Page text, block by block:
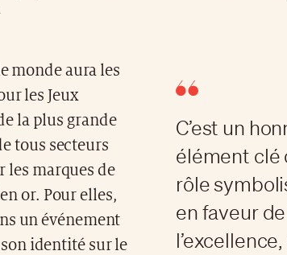
C’est un
élément clé
rôle
en faveur
monde aura les
les Jeux
la plus grande
tous secteurs
les marques de
or. Pour elles,
un événement
identité sur le